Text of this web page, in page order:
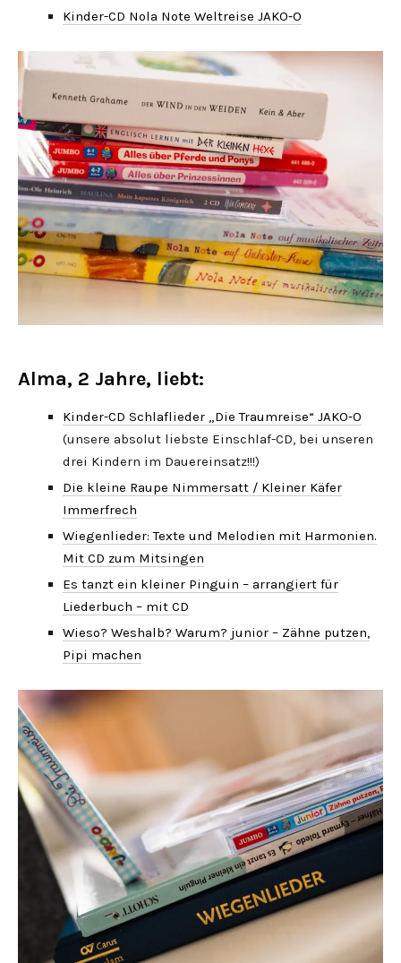
Kinder-CD Nola Note Weltreise JAKO‑O
Alma, 2 Jahre, liebt:
Kinder-CD Schlaflieder „Die Traumreise“ JAKO‑O
(unsere absolut liebste Einschlaf-CD, bei unseren
drei Kindern im Dauereinsatz!!!)
Die kleine Raupe Nimmersatt / Kleiner Käfer
Immerfrech
Wiegenlieder: Texte und Melodien mit Harmonien.
Mit CD zum Mitsingen
Es tanzt ein kleiner Pinguin – arrangiert für
Liederbuch – mit CD
Wieso? Weshalb? Warum? junior – Zähne putzen,
Pipi machen